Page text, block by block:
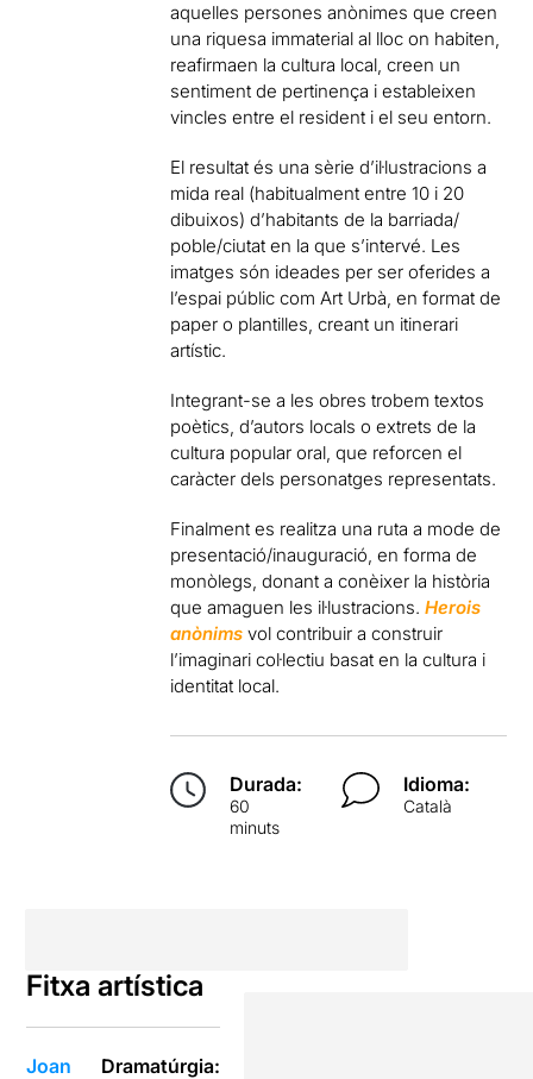
aquelles persones anònimes que creen
una riquesa immaterial al lloc on habiten,
reafirmaen la cultura local, creen un
sentiment de pertinença i estableixen
vincles entre el resident i el seu entorn.
El resultat és una sèrie d’il·lustracions a
mida real (habitualment entre 10 i 20
dibuixos) d’habitants de la barriada/
poble/ciutat en la que s’intervé. Les
imatges són ideades per ser oferides a
l’espai públic com Art Urbà, en format de
paper o plantilles, creant un itinerari
artístic.
Integrant-se a les obres trobem textos
poètics, d’autors locals o extrets de la
cultura popular oral, que reforcen el
caràcter dels personatges representats.
Finalment es realitza una ruta a mode de
presentació/inauguració, en forma de
monòlegs, donant a conèixer la història
que amaguen les il·lustracions.Herois
anònims vol contribuir a construir
l’imaginari col·lectiu basat en la cultura i
identitat local.
Durada:
60
minuts
Idioma:
Català
Fitxa artística
Joan
Dramatúrgia: